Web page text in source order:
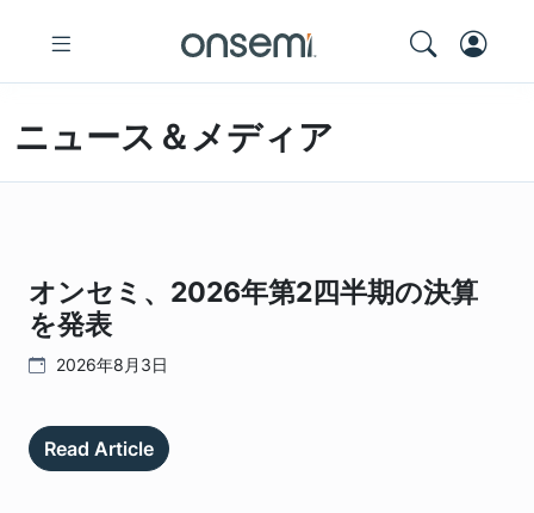
ニュース＆メディア
オンセミ、2026年第2四半期の決算
を発表
2026年8月3日
Read Article